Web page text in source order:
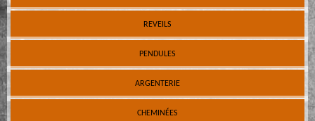
REVEILS
PENDULES
ARGENTERIE
CHEMINÉES